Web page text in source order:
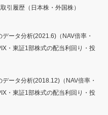
引履歴（日本株・外国株）
データ分析(2021.6)（NAV倍率・
・東証1部株式の配当利回り・投
データ分析(2018.12)（NAV倍率・
・東証1部株式の配当利回り・投